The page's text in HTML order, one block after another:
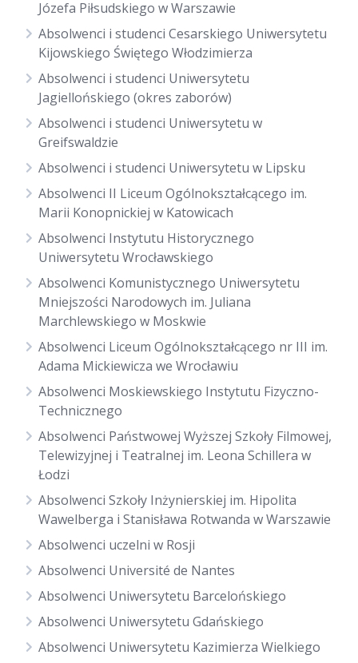
Józefa Piłsudskiego w Warszawie
Absolwenci i studenci Cesarskiego Uniwersytetu
Kijowskiego Świętego Włodzimierza
Absolwenci i studenci Uniwersytetu
Jagiellońskiego (okres zaborów)
Absolwenci i studenci Uniwersytetu w
Greifswaldzie
Absolwenci i studenci Uniwersytetu w Lipsku
Absolwenci II Liceum Ogólnokształcącego im.
Marii Konopnickiej w Katowicach
Absolwenci Instytutu Historycznego
Uniwersytetu Wrocławskiego
Absolwenci Komunistycznego Uniwersytetu
Mniejszości Narodowych im. Juliana
Marchlewskiego w Moskwie
Absolwenci Liceum Ogólnokształcącego nr III im.
Adama Mickiewicza we Wrocławiu
Absolwenci Moskiewskiego Instytutu Fizyczno-
Technicznego
Absolwenci Państwowej Wyższej Szkoły Filmowej,
Telewizyjnej i Teatralnej im. Leona Schillera w
Łodzi
Absolwenci Szkoły Inżynierskiej im. Hipolita
Wawelberga i Stanisława Rotwanda w Warszawie
Absolwenci uczelni w Rosji
Absolwenci Université de Nantes
Absolwenci Uniwersytetu Barcelońskiego
Absolwenci Uniwersytetu Gdańskiego
Absolwenci Uniwersytetu Kazimierza Wielkiego